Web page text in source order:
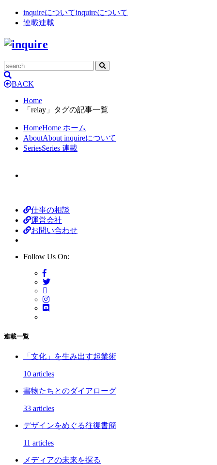
inquireについてinquireについて
連載連載
BACK
Home
「relay」タグの記事一覧
HomeHome ホーム
AboutAbout inquireについて
SeriesSeries 連載
仕事の相談
運営会社
お問い合わせ
Follow Us On:
連載一覧
「文化」を生み出す起業術
10 articles
書物たちとのダイアローグ
33 articles
デザインをめぐる往復書簡
11 articles
メディアの未来を探る